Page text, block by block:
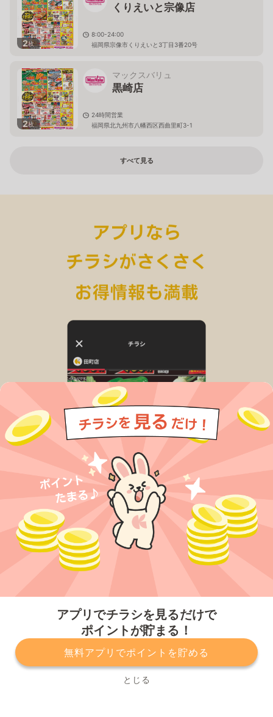
アプリでチラシを見るだけで
ポイントが貯まる！
無料アプリでポイントを貯める
とじる
2枚
くりえいと宗像店
8:00-24:00
福岡県宗像市くりえいと3丁目3番20号
2枚
マックスバリュ
黒崎店
24時間営業
福岡県北九州市八幡西区西曲里町3-1
すべて見る
プライバシーポリシー 利用規約
運営会社
サービスに関してのお問い合わせ